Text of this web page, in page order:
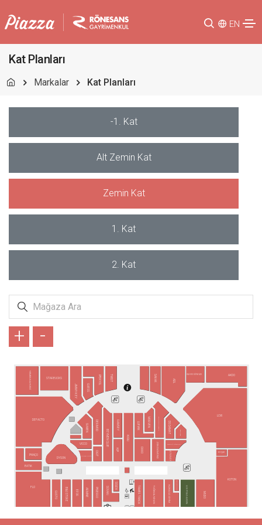
EN
Kat Planları
Markalar Kat Planları
-1. Kat
Alt Zemin Kat
Zemin Kat
1. Kat
2. Kat
ADL
AKDO
ALTINYILDIZ CLASSICS
ARMİNE
ATASAY
B&G STORE
BARONİ DİAMOND
BATİK
CİGİT
DEFACTO DERİMOD DS DAMAT
EFOR
FLO
GUSTO
İPEKYOL
JIMMY KEY
KAHVE DÜNYASI
KARACA GİYİM
KİĞILI
KİP
KOTON
LCW
LUFIAN MORVEN
MUDO
SARAR
OPMAR OPTİK
PANÇO
PİSERRO
RAMSEY
SAAT & SAAT
SOLEA
BEYMEN CLUB
STARBUCKS
SUWEN
SÜVARİ TAMER TANCA TUĞBA&NİHAN
TWIST
U.S POLO ASSN.
GUESS
VICCO
OXXO
YEMEN KAHVESİ
YVES ROCHER
ZEN DIAMOND KOÇAK
DYSON
+ -